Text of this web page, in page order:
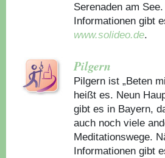
Serenaden am
Informationen gibt
www.solideo.de.
Pilgern
Pilgern ist „Beten
heißt es. Neun
gibt es in Bayern,
auch noch viele
Meditationswege.
Informationen gibt